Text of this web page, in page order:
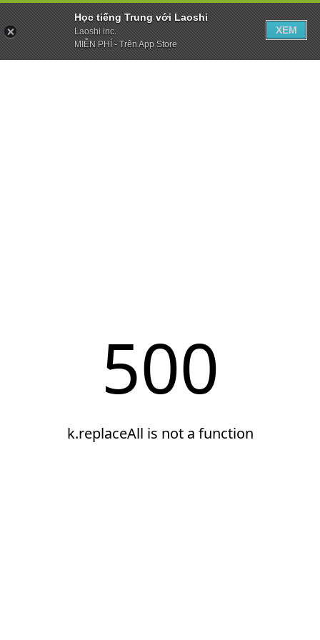
Học tiếng Trung với Laoshi
Laoshi inc.
MIỄN PHÍ - Trên App Store
XEM
500
k.replaceAll is not a function